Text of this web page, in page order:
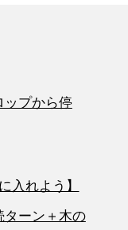
プから停
入れよう】
ーン＋木の